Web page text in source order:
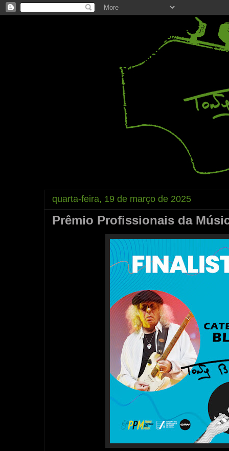
quarta-feira, 19 de março de 2025
Prêmio Profissionais da